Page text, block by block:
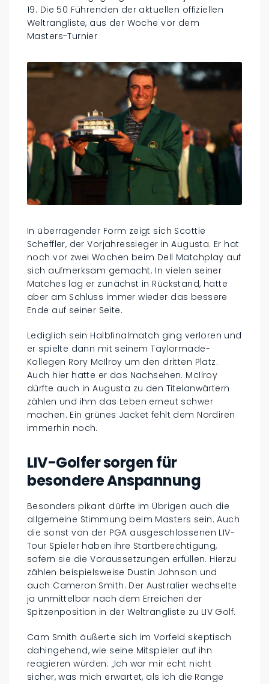
19. Die 50 Führenden der aktuellen offiziellen
Weltrangliste, aus der Woche vor dem
Masters-Turnier
In überragender Form zeigt sich Scottie
Scheffler, der Vorjahressieger in Augusta. Er hat
noch vor zwei Wochen beim Dell Matchplay auf
sich aufmerksam gemacht. In vielen seiner
Matches lag er zunächst in Rückstand, hatte
aber am Schluss immer wieder das bessere
Ende auf seiner Seite.
Lediglich sein Halbfinalmatch ging verloren und
er spielte dann mit seinem Taylormade-
Kollegen Rory McIlroy um den dritten Platz.
Auch hier hatte er das Nachsehen. McIlroy
dürfte auch in Augusta zu den Titelanwärtern
zählen und ihm das Leben erneut schwer
machen. Ein grünes Jacket fehlt dem Nordiren
immerhin noch.
LIV-Golfer sorgen für
besondere Anspannung
Besonders pikant dürfte im Übrigen auch die
allgemeine Stimmung beim Masters sein. Auch
die sonst von der PGA ausgeschlossenen LIV-
Tour Spieler haben ihre Startberechtigung,
sofern sie die Voraussetzungen erfüllen. Hierzu
zählen beispielsweise Dustin Johnson und
auch Cameron Smith. Der Australier wechselte
ja unmittelbar nach dem Erreichen der
Spitzenposition in der Weltrangliste zu LIV Golf.
Cam Smith äußerte sich im Vorfeld skeptisch
dahingehend, wie seine Mitspieler auf ihn
reagieren würden: „Ich war mir echt nicht
sicher, was mich erwartet, als ich die Range